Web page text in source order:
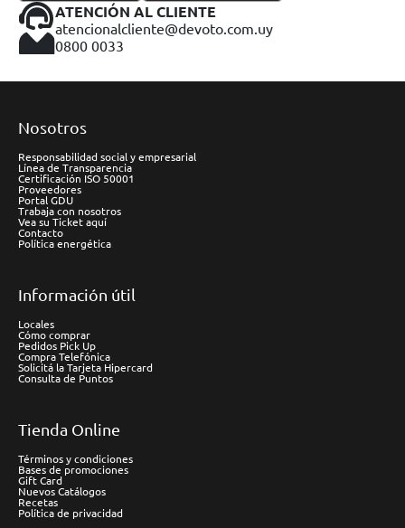
ATENCIÓN AL CLIENTE
atencionalcliente@devoto.com.uy
0800 0033
Nosotros
Responsabilidad social y empresarial
Línea de Transparencia
Certificación ISO 50001
Proveedores
Portal GDU
Trabaja con nosotros
Vea su Ticket aquí
Contacto
Política energética
Información útil
Locales
Cómo comprar
Pedidos Pick Up
Compra Telefónica
Solicitá la Tarjeta Hipercard
Consulta de Puntos
Tienda Online
Términos y condiciones
Bases de promociones
Gift Card
Nuevos Catálogos
Recetas
Política de privacidad